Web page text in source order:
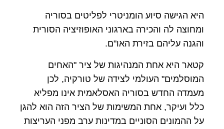
היא הגישה סיוע הומניטרי לפליטים בסוריה
ומחוצה לה והכירה בארגוני האופוזיציה הסורית
והגנה עליהם בזירת האו"ם.
קטאר היא אחת המנהיגות של ציר "האחים
המוסלמים" העולמי לצידה של טורקיה, לכן
מעמדה החדש בסוריה האסלאמית אינו מפליא
כלל ועיקר, אחת המשימות של הציר הזה הוא להגן
על ההמונים הסוניים במדינות ערב מפני העריצות